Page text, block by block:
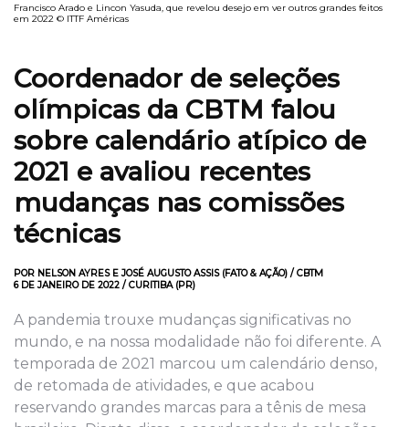
Francisco Arado e Lincon Yasuda, que revelou desejo em ver outros grandes feitos
em 2022 © ITTF Américas
Coordenador de seleções
olímpicas da CBTM falou
sobre calendário atípico de
2021 e avaliou recentes
mudanças nas comissões
técnicas
POR NELSON AYRES E JOSÉ AUGUSTO ASSIS (FATO & AÇÃO) / CBTM
6 DE JANEIRO DE 2022 / CURITIBA (PR)
A pandemia trouxe mudanças significativas no
mundo, e na nossa modalidade não foi diferente. A
temporada de 2021 marcou um calendário denso,
de retomada de atividades, e que acabou
reservando grandes marcas para a tênis de mesa